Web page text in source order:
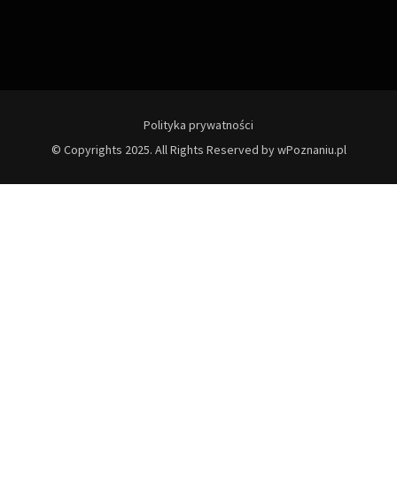
Polityka prywatności
© Copyrights 2025. All Rights Reserved by wPoznaniu.pl